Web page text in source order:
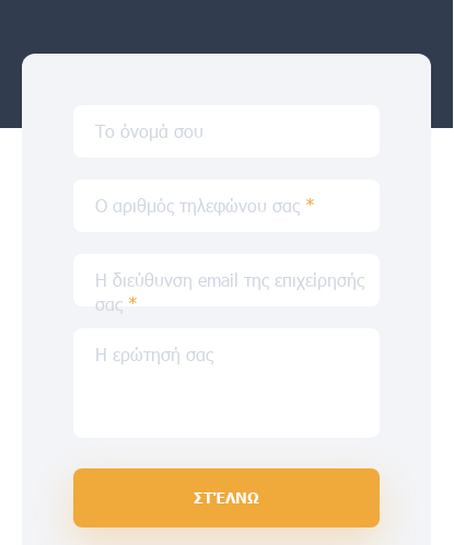
Το όνομά σου
Ο αριθμός τηλεφώνου σας *
Η διεύθυνση email της επιχείρησής
σας *
Η ερώτησή σας
ΣΤΈΛΝΩ